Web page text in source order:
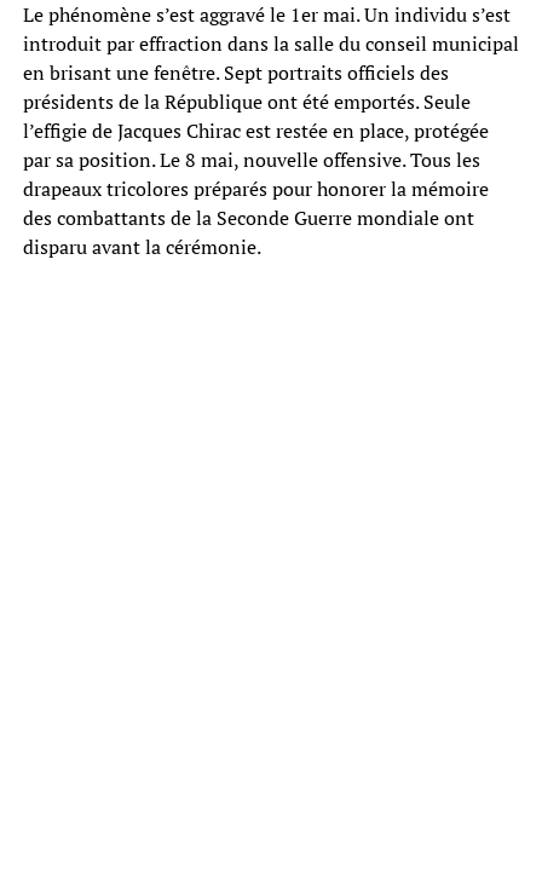
Le phénomène s’est aggravé le 1er mai. Un individu s’est
introduit par effraction dans la salle du conseil municipal
en brisant une fenêtre. Sept portraits officiels des
présidents de la République ont été emportés. Seule
l’effigie de Jacques Chirac est restée en place, protégée
par sa position. Le 8 mai, nouvelle offensive. Tous les
drapeaux tricolores préparés pour honorer la mémoire
des combattants de la Seconde Guerre mondiale ont
disparu avant la cérémonie.